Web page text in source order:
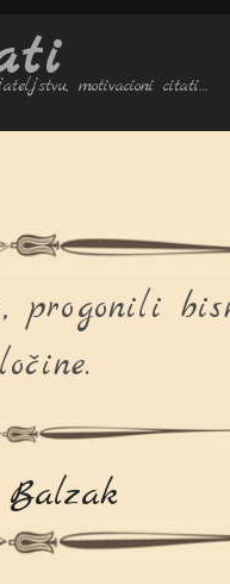
motivacioni citati…